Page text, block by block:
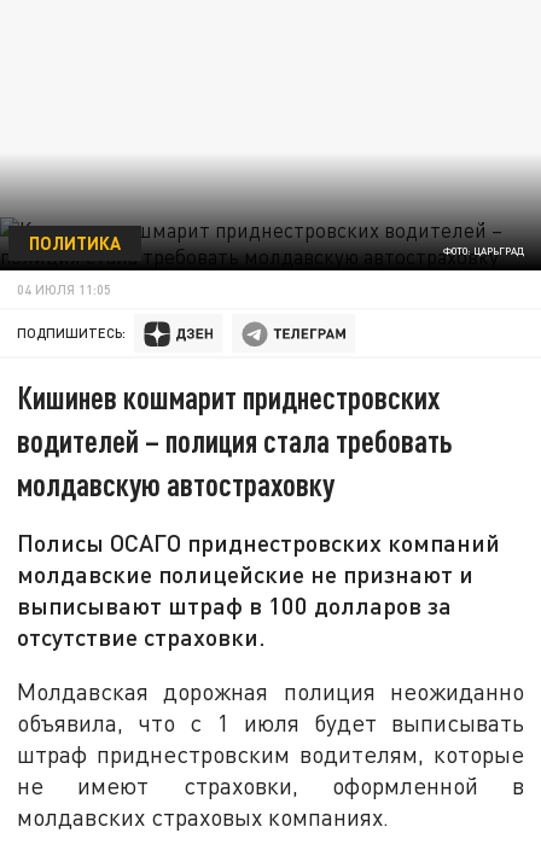
ФОТО: ЦАРЬГРАД
ПОЛИТИКА
04 ИЮЛЯ 11:05
ПОДПИШИТЕСЬ:
Кишинев кошмарит приднестровских
водителей – полиция стала требовать
молдавскую автостраховку
Полисы ОСАГО приднестровских компаний
молдавские полицейские не признают и
выписывают штраф в 100 долларов за
отсутствие страховки.
Молдавская дорожная полиция неожиданно
объявила, что с 1 июля будет выписывать
штраф приднестровским водителям, которые
не имеют страховки, оформленной в
молдавских страховых компаниях.